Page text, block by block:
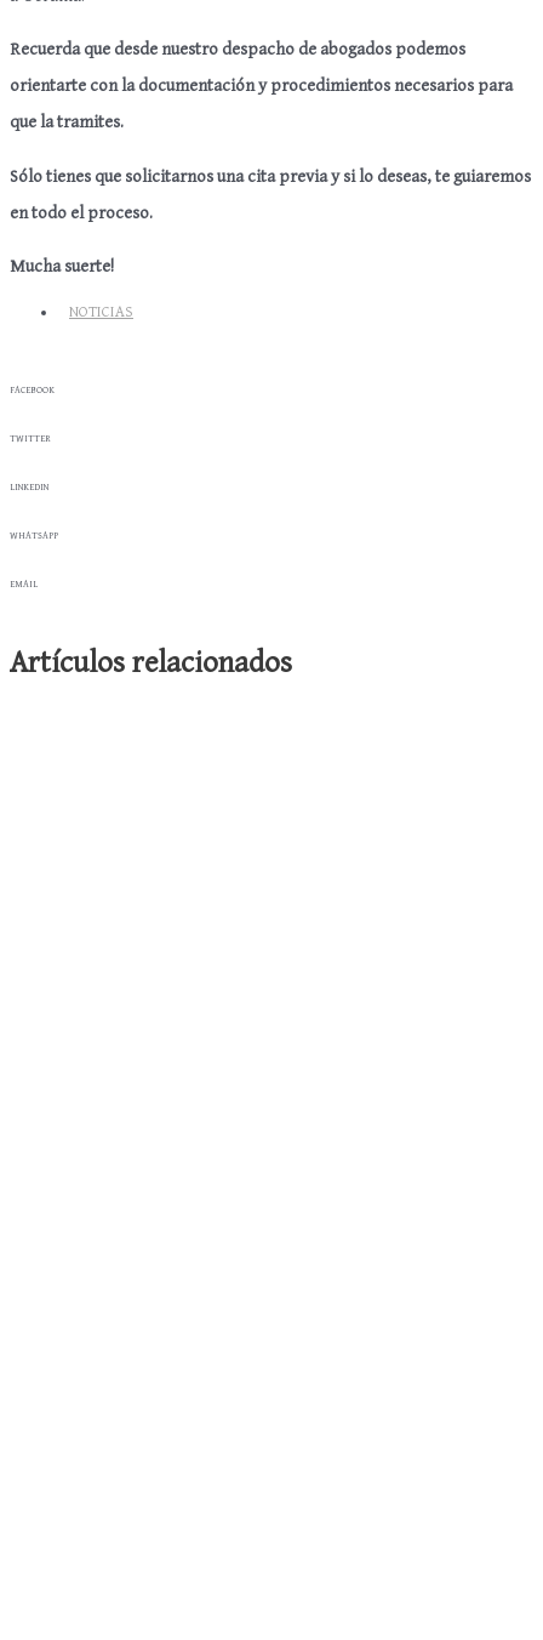
Recuerda que desde nuestro despacho de abogados podemos
orientarte con la documentación y procedimientos necesarios para
que la tramites.
Sólo tienes que solicitarnos una cita previa y si lo deseas, te guiaremos
en todo el proceso.
Mucha suerte!
NOTICIAS
FACEBOOK
TWITTER
LINKEDIN
WHATSAPP
EMAIL
Artículos relacionados